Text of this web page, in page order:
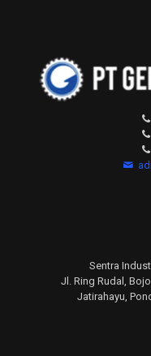
Sentra
Jl. Ring Rudal,
Jatirahayu,